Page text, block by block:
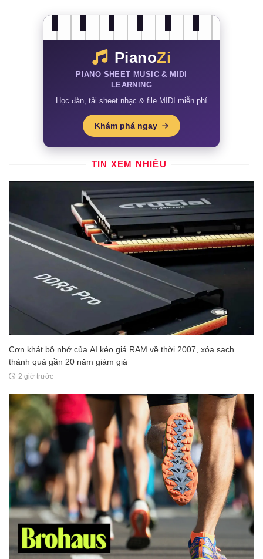
PianoZi
PIANO SHEET MUSIC & MIDI
LEARNING
Học đàn, tải sheet nhạc & file MIDI miễn phí
Khám phá ngay
TIN XEM NHIỀU
Cơn khát bộ nhớ của AI kéo giá RAM về thời 2007, xóa sạch
thành quả gần 20 năm giảm giá
2 giờ trước